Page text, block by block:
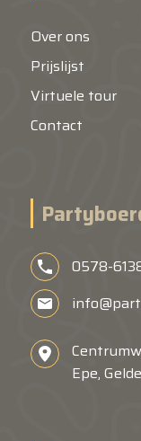
Over ons
Prijslijst
Virtuele tour
Contact
0578-
Epe,